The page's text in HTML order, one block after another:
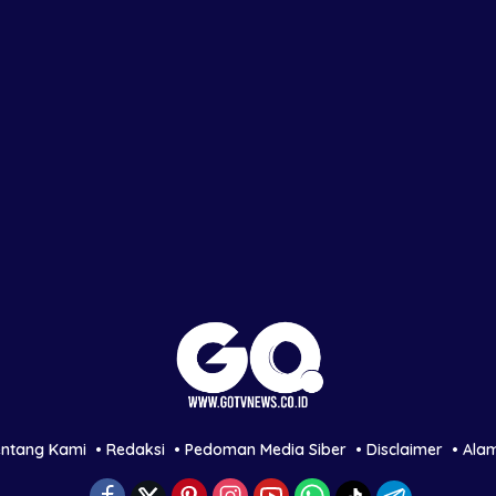
Kami Redaksi Pedoman Media Siber Disclaimer